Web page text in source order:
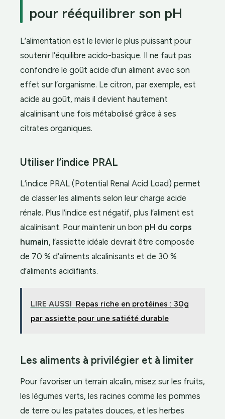
pour rééquilibrer son pH
L’alimentation est le levier le plus puissant pour
soutenir l’équilibre acido-basique. Il ne faut pas
confondre le goût acide d’un aliment avec son
effet sur l’organisme. Le citron, par exemple, est
acide au goût, mais il devient hautement
alcalinisant une fois métabolisé grâce à ses
citrates organiques.
Utiliser l’indice PRAL
L’indice PRAL (Potential Renal Acid Load) permet
de classer les aliments selon leur charge acide
rénale. Plus l’indice est négatif, plus l’aliment est
alcalinisant. Pour maintenir un bon pH du corps
humain, l’assiette idéale devrait être composée
de 70 % d’aliments alcalinisants et de 30 %
d’aliments acidifiants.
LIRE AUSSI Repas riche en protéines : 30g
par assiette pour une satiété durable
Les aliments à privilégier et à limiter
Pour favoriser un terrain alcalin, misez sur les fruits,
les légumes verts, les racines comme les pommes
de terre ou les patates douces, et les herbes